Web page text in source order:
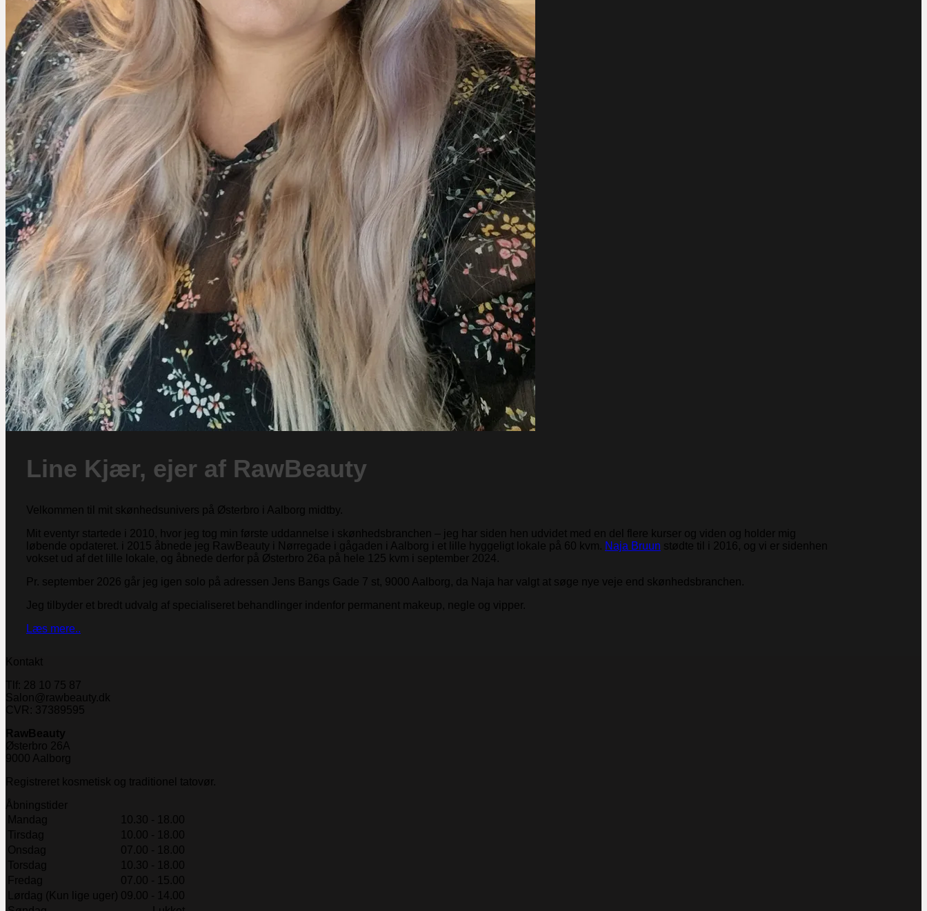
Line Kjær, ejer af RawBeauty
Velkommen til mit skønhedsunivers på Østerbro i Aalborg midtby.
Mit eventyr startede i 2010, hvor jeg tog min første uddannelse i skønhedsbranchen – jeg har siden hen udvidet med en del flere kurser og viden og holder mig
løbende opdateret. i 2015 åbnede jeg RawBeauty i Nørregade i gågaden i Aalborg i et lille hyggeligt lokale på 60 kvm. Naja Bruun stødte til i 2016, og vi er sidenhen
vokset ud af det lille lokale, og åbnede derfor på Østerbro 26a på hele 125 kvm i september 2024.
Pr. september 2026 går jeg igen solo på adressen Jens Bangs Gade 7 st, 9000 Aalborg, da Naja har valgt at søge nye veje end skønhedsbranchen.
Jeg tilbyder et bredt udvalg af specialiseret behandlinger indenfor permanent makeup, negle og vipper.
Læs mere..
Kontakt
Tlf: 28 10 75 87
Salon@rawbeauty.dk
CVR: 37389595
RawBeauty
Østerbro 26A
9000 Aalborg
Registreret kosmetisk og traditionel tatovør.
Åbningstider
Mandag
10.30 - 18.00
Tirsdag
10.00 - 18.00
Onsdag
07.00 - 18.00
Torsdag
10.30 - 18.00
Fredag
07.00 - 15.00
Lørdag (Kun lige uger) 09.00 - 14.00